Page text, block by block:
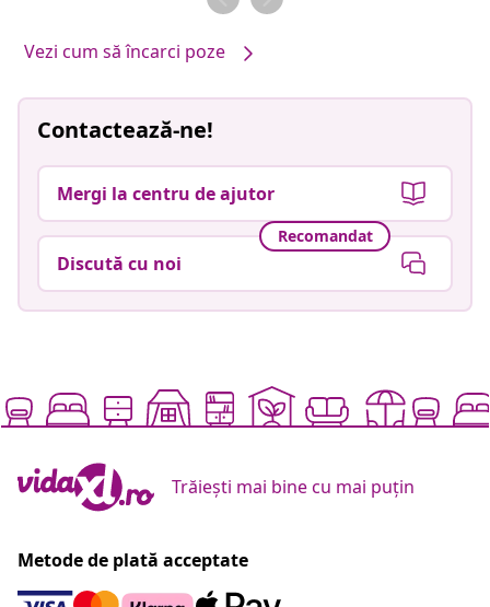
Vezi cum să încarci poze
Contactează-ne!
Mergi la centru de ajutor
Recomandat
Discută cu noi
Trăiești mai bine cu mai puțin
Metode de plată acceptate